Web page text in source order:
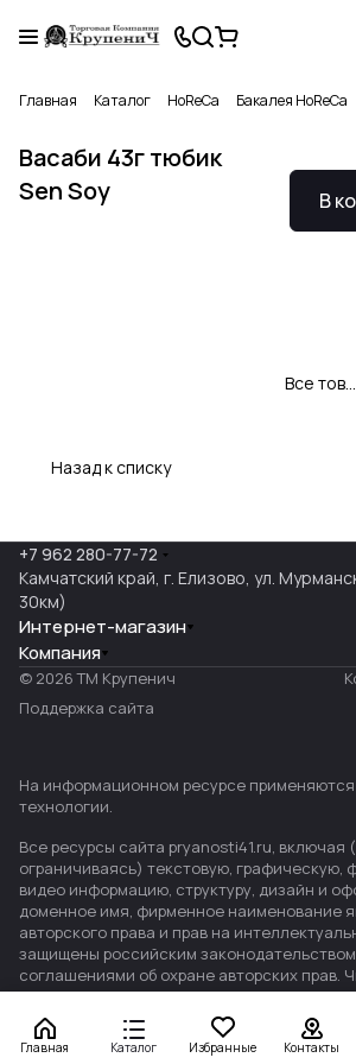
Главная Каталог HoReCa Бакалея HoReCa
Васаби 43г тюбик
Sen Soy
В
Все товары Sen Soy
Назад к списку
Главная Каталог Избранные Контакты
+7 962 280-77-72
Камчатский край, г. Елизово, ул.
30км)
Интернет-магазин
Компания
© 2026 ТМ Крупенич
Поддержка сайта
На информационном ресурсе применяются
технологии.
Все ресурсы сайта pryanosti41.ru, включая
ограничиваясь) текстовую, графическую,
видео информацию, структуру, дизайн и
доменное имя, фирменное наименование
авторского права и прав на
защищены российским
соглашениями об охране авторских прав.